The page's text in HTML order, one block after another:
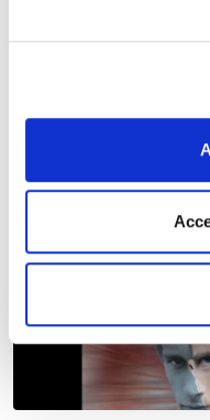
05 maggio 2027, Teatro
Stagione
Gabriele Carcano –